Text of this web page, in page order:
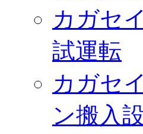
カガセ
試運転
カガセ
ン搬入